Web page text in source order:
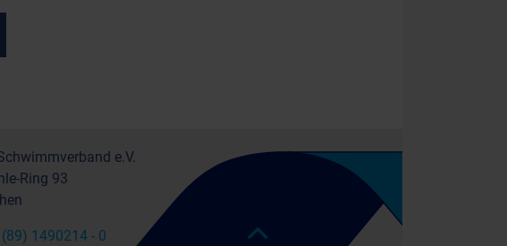
e.V.
Ring 93
1490214 - 0